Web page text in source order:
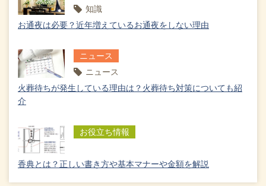
知識
お通夜は必要？近年増えているお通夜をしない理由
ニュース
ニュース
火葬待ちが発生している理由は？火葬待ち対策についても紹
介
お役立ち情報
香典とは？正しい書き方や基本マナーや金額を解説